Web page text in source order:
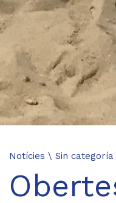
Notícies \ Sin categoría